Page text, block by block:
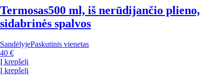
Termosas500 ml, iš nerūdijančio plieno,
sidabrinės spalvos
SandėlyjePaskutinis vienetas
40 €
Į krepšelį
Į krepšelį